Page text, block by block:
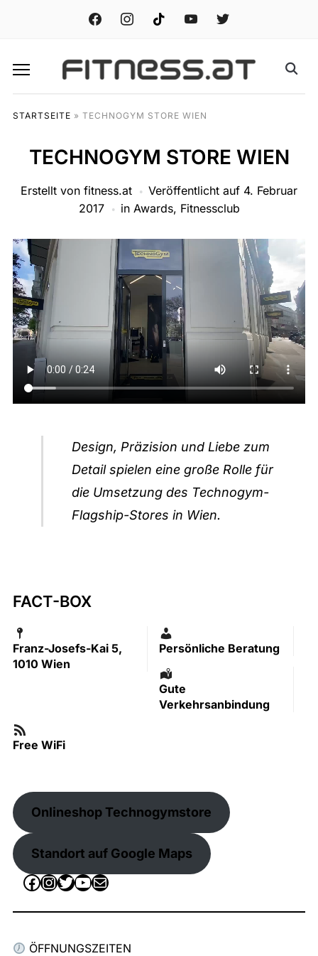
facebook instagramtiktok youtube twitter
STARTSEITE » TECHNOGYM STORE WIEN
TECHNOGYM STORE WIEN
Erstellt von fitness.at Veröffentlicht auf 4. Februar
2017
in Awards, Fitnessclub
Design, Präzision und Liebe zum
Detail spielen eine große Rolle für
die Umsetzung des Technogym-
Flagship-Stores in Wien.
FACT-BOX
Franz-Josefs-Kai 5,
1010 Wien
Persönliche Beratung
Gute
Verkehrsanbindung
Free WiFi
Onlineshop Technogymstore
Standort auf Google Maps
Facebook InstagramTwitter YouTube E-Mail
ÖFFNUNGSZEITEN